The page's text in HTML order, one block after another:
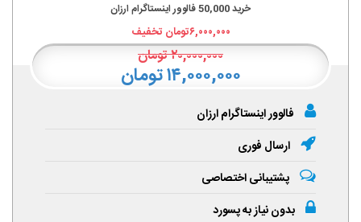
خرید50,000فالوور اینستاگرام ارزان
۶,۰۰۰,۰۰۰تومان تخفیف
۲۰,۰۰۰,۰۰۰تومان
۱۴,۰۰۰,۰۰۰ تومان
فالوور اینستاگرام ارزان
ارسال فوری
پشتیبانی اختصاصی
بدون نیاز به پسورد